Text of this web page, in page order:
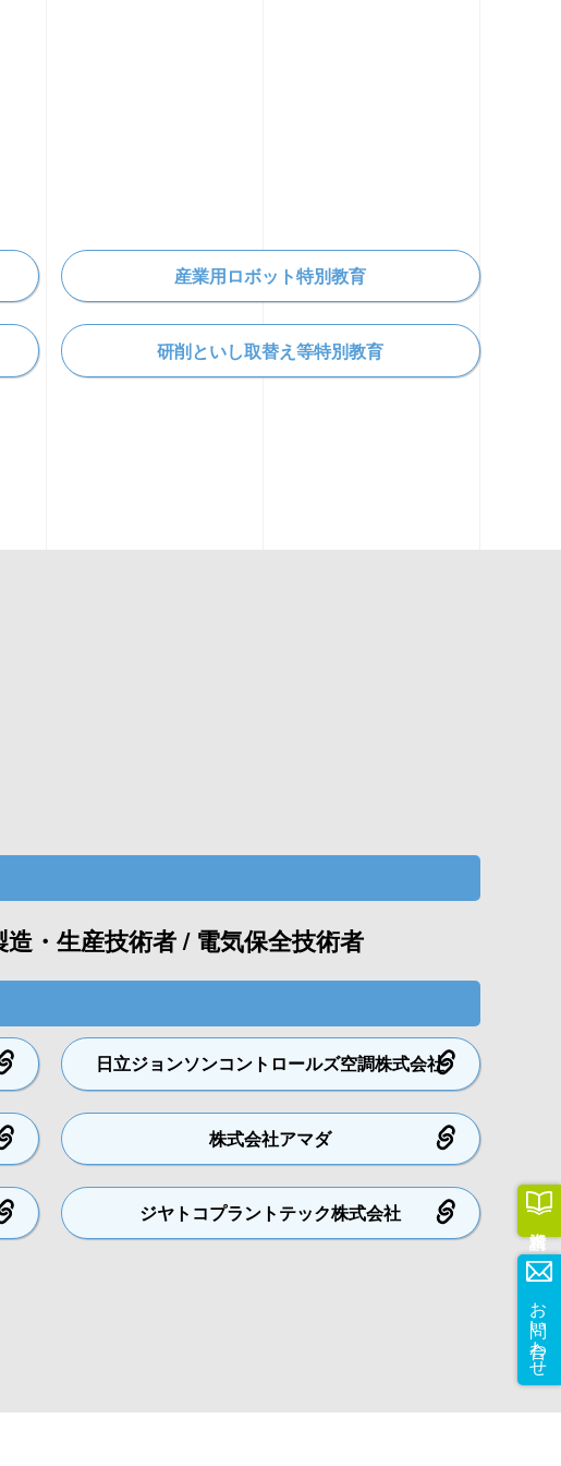
産業用ロボット特別教育
研削といし取替え等特別教育
・生産技術者 / 電気保全技術者
日立ジョンソンコントロールズ空調株式会社
株式会社アマダ
ジヤトコプラントテック株式会社
お問い合わせ